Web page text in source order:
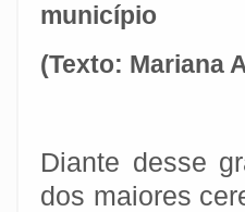
município
(Texto: Mariana
Diante desse
dos maiores